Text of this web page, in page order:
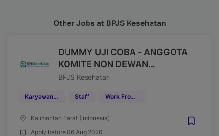
Other Jobs at BPJS Kesehatan
DUMMY UJI COBA - ANGGOTA
KOMITE NON DEWAN
PENGAWAS - TIDAK UNTUK
BPJS Kesehatan
Karyawan Kontrak Staff Work From Office (WFO)
Kalimantan Barat (Indonesia)
Apply before 06 Aug 2026